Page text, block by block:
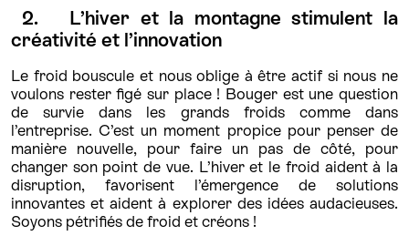
2. L’hiver et la montagne stimulent la
créativité et l’innovation
Le froid bouscule et nous oblige à être actif si nous ne
voulons rester figé sur place ! Bouger est une question
de survie dans les grands froids comme dans
l’entreprise. C’est un moment propice pour penser de
manière nouvelle, pour faire un pas de côté, pour
changer son point de vue. L’hiver et le froid aident à la
disruption, favorisent l’émergence de solutions
innovantes et aident à explorer des idées audacieuses.
Soyons pétrifiés de froid et créons !